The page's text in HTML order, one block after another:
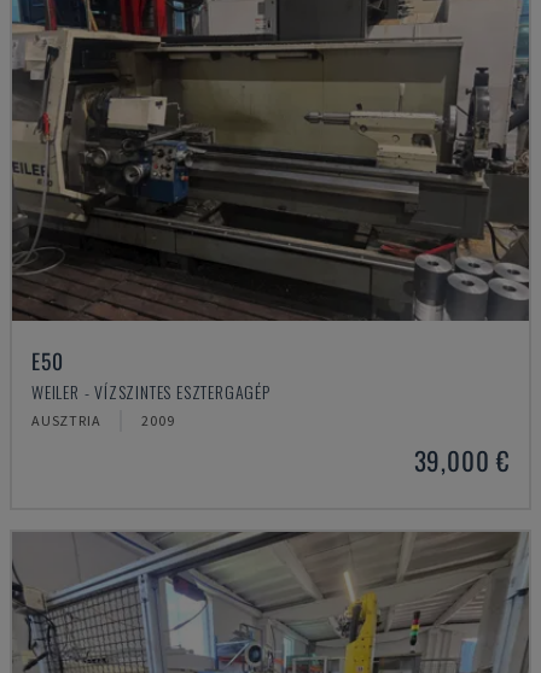
E50
WEILER - VÍZSZINTES ESZTERGAGÉP
AUSZTRIA 2009
39,000 €